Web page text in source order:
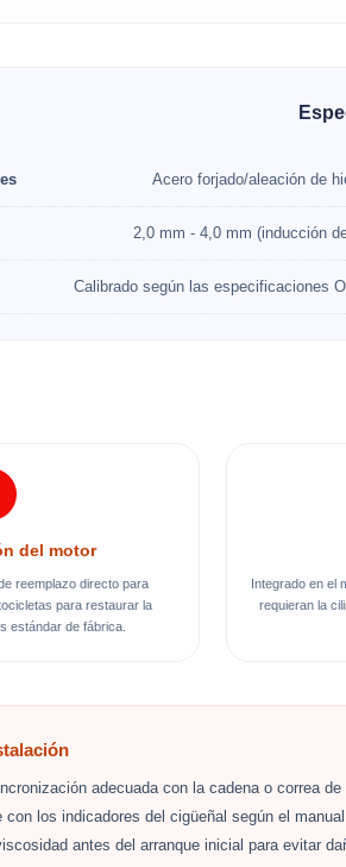
Acero forjado/aleación de
2,0 mm - 4,0 mm (inducción
Calibrado según las especificaciones
del motor
reemplazo directo para
para restaurar la
estándar de fábrica.
Integrado en el
requieran la
adecuada con la cadena o correa
con los indicadores del cigüeñal según el
antes del arranque inicial para evitar